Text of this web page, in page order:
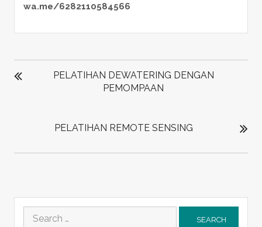
wa.me/6282110584566
POST
NAVIGATIONPELATIHAN DEWATERING DENGAN
PEMOMPAAN
PELATIHAN REMOTE SENSING
Search